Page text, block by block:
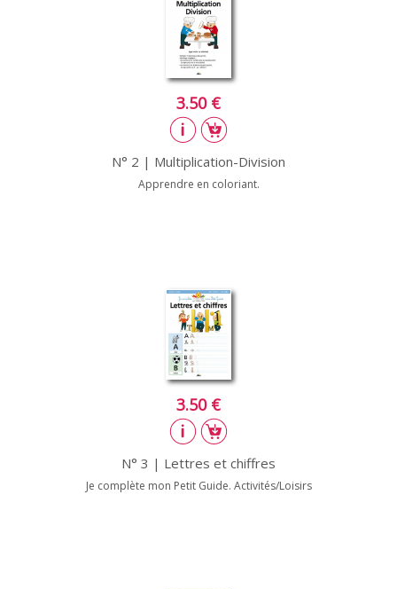
3.50 €
N° 2 | Multiplication-Division
Apprendre en coloriant.
3.50 €
N° 3 | Lettres et chiffres
Je complète mon Petit Guide. Activités/Loisirs